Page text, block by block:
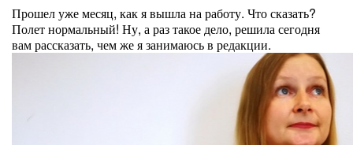
Прошел уже месяц, как я вышла на работу. Что сказать?
Полет нормальный! Ну, а раз такое дело, решила сегодня
вам рассказать, чем же я занимаюсь в редакции.